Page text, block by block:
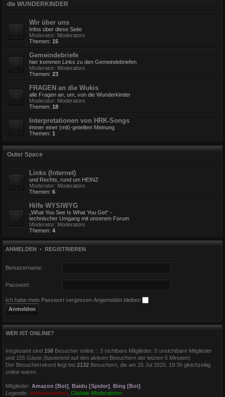
die WUNDERKINDER
Wir über uns
Infos über diese Seite
Moderator: Moderators
Themen: 15
Gemeindebriefe
hier kommen Links zu den Gemeindebriefen
Moderator: Moderators
Themen: 23
FRAGEN an die Wukis
alle Fragen an, um, von die Wunderkinder
Moderator: Moderators
Themen: 18
Interpretationen von HRK-Songs
immer einer (mit)-geteilten Meinung
Themen: 1
Outer Space
Links (Internet)
und Rechts, rund um HEINZ
Moderator: Moderators
Themen: 6
Hilfe WYSIWYG
„What You See Is What You Get“ -
technischer Umgang mit unserem Forum
Moderator: Moderators
Themen: 4
ANMELDEN • REGISTRIEREN
Benutzername:
Passwort:
Ich habe mein Passwort vergessen Angemeldet bleiben
WER IST ONLINE?
Insgesamt sind 158 Besucher online :: 3 sichtbare Mitglieder, 0 unsichtbare Mitglieder
und 155 Gäste (basierend auf den aktiven Besuchern der letzten 5 Minuten)
Der Besucherrekord liegt bei 2132 Besuchern, die am 25 Jul 2026, 19:39 gleichzeitig
online waren.
Mitglieder: Amazon [Bot] Baidu [Spider]
Bing [Bot]
Legende: Administratoren Globale Moderatoren